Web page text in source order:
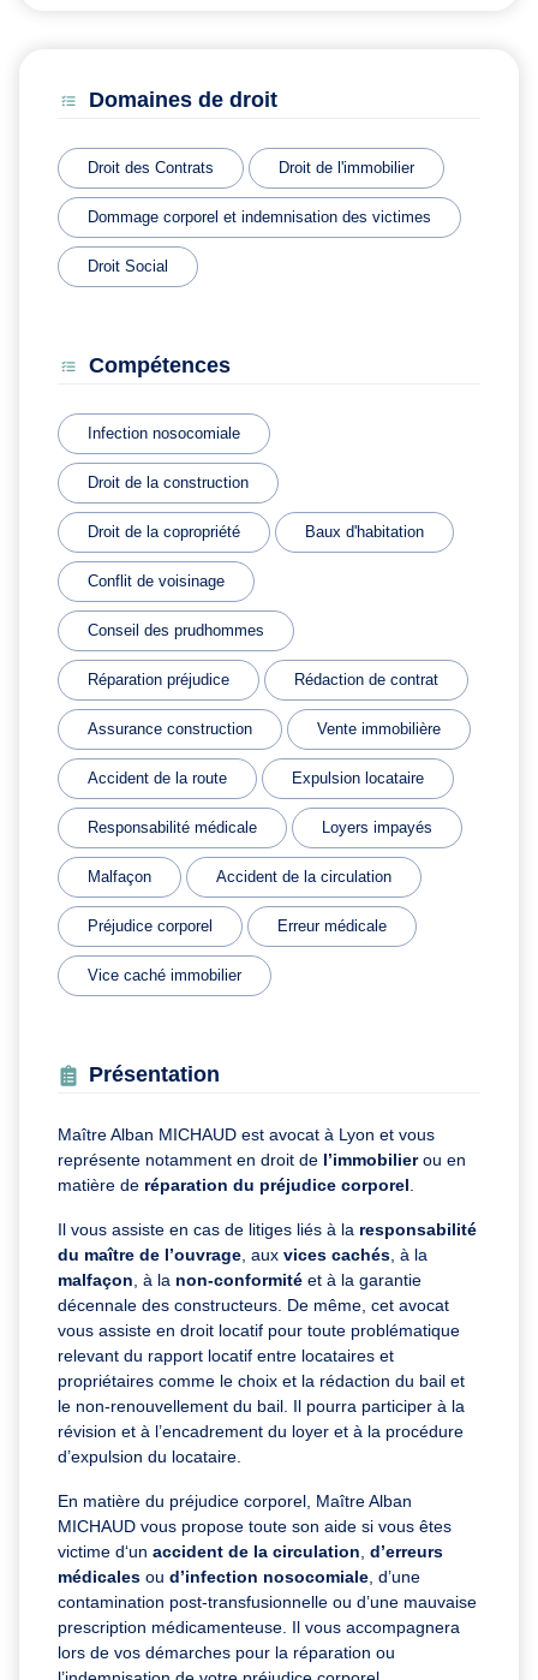
Domaines de droit
Droit des Contrats Droit de l'immobilier
Dommage corporel et indemnisation des victimes
Droit Social
Compétences
Infection nosocomiale
Droit de la construction
Droit de la copropriété Baux d'habitation
Conflit de voisinage
Conseil des prudhommes
Réparation préjudice Rédaction de contrat
Assurance construction Vente immobilière
Accident de la route Expulsion locataire
Responsabilité médicale Loyers impayés
Malfaçon Accident de la circulation
Préjudice corporel Erreur médicale
Vice caché immobilier
Présentation
Maître Alban MICHAUD est avocat à Lyon et vous
représente notamment en droit de l’immobilierou en
matière de réparation du préjudice corporel.
Il vous assiste en cas de litiges liés à la responsabilité
du maître de l’ouvrage, aux vices cachés, à la
malfaçon, à la non-conformité et à la garantie
décennale des constructeurs. De même, cet avocat
vous assiste en droit locatif pour toute problématique
relevant du rapport locatif entre locataires et
propriétaires comme le choix et la rédaction du bail et
le non-renouvellement du bail. Il pourra participer à la
révision et à l’encadrement du loyer et à la procédure
d’expulsion du locataire.
En matière du préjudice corporel, Maître Alban
MICHAUD vous propose toute son aide si vous êtes
victime d‘un accident de la circulation, d’erreurs
médicales ou d’infection nosocomiale, d’une
contamination post-transfusionnelle ou d’une mauvaise
prescription médicamenteuse. Il vous accompagnera
lors de vos démarches pour la réparation ou